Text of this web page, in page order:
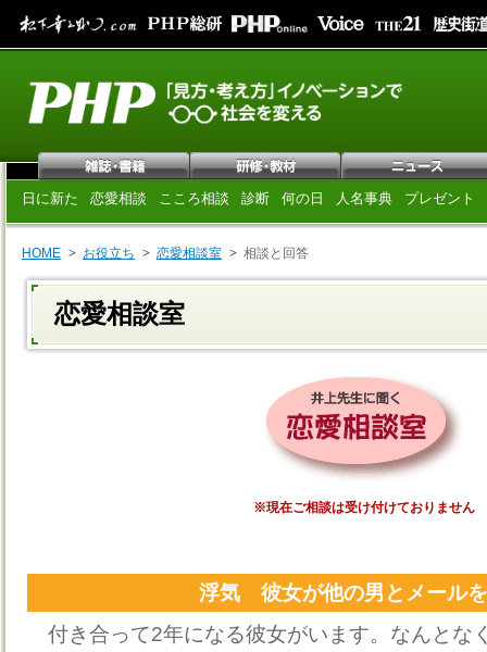
日に新た 恋愛相談 こころ相談 診断 何の日 人名事典 プレゼント
HOME お役立ち 恋愛相談室 相談と回答
恋愛相談室
※現在ご相談は受け付けておりません
浮気 彼女が他の男とメール
付き合って2年になる彼女がいます。なんとな